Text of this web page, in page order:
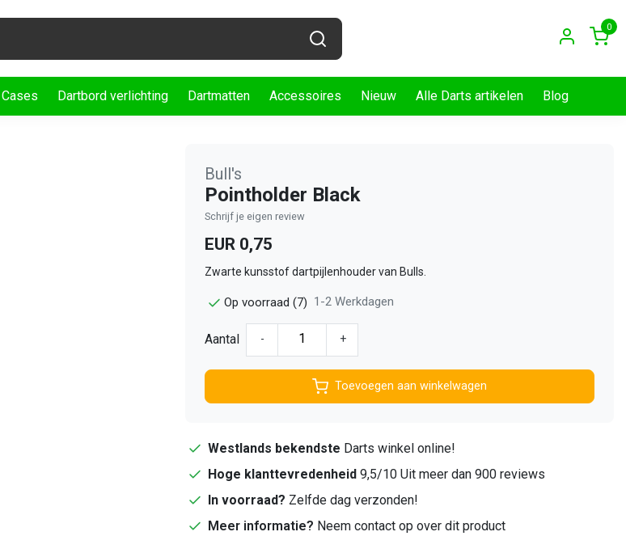
0
Cases Dartbord verlichting Dartmatten Accessoires Nieuw Alle Darts artikelen Blog
Bull's
Pointholder Black
Schrijf je eigen review
EUR 0,75
Zwarte kunsstof dartpijlenhouder van Bulls.
Op voorraad (7) 1-2 Werkdagen
Aantal - +
Toevoegen aan winkelwagen
Westlands bekendste Darts winkel online!
Hoge klanttevredenheid 9,5/10 Uit meer dan 900 reviews
In voorraad? Zelfde dag verzonden!
Meer informatie? Neem contact op over dit product